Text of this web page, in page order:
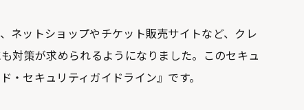
ネットショップやチケット販売サイトなど、クレ
対策が求められるようになりました。このセキュ
・セキュリティガイドライン』です。